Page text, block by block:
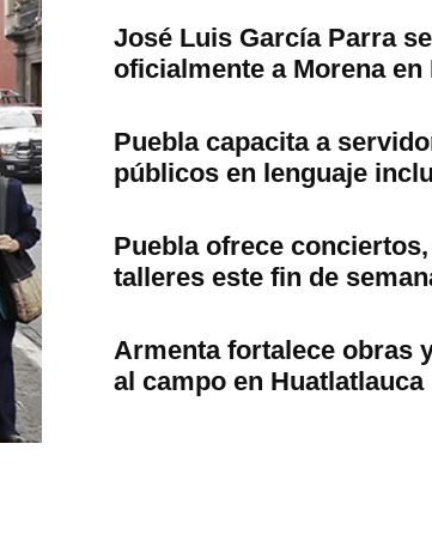
José Luis García Parra
oficialmente a Morena en
Puebla capacita a
públicos en lenguaje
Puebla ofrece
talleres este fin de
Armenta fortalece obras
al campo en Huatlatlauca